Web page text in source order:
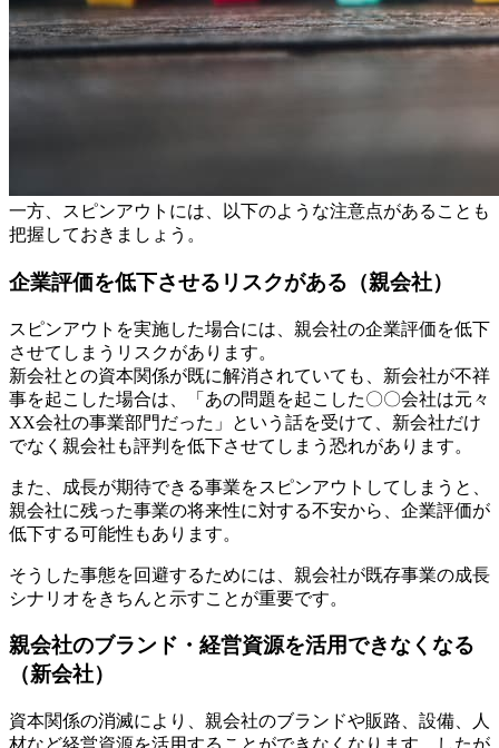
一方、スピンアウトには、以下のような注意点があることも
把握しておきましょう。
企業評価を低下させるリスクがある（親会社）
スピンアウトを実施した場合には、親会社の企業評価を低下
させてしまうリスクがあります。
新会社との資本関係が既に解消されていても、新会社が不祥
事を起こした場合は、「あの問題を起こした〇〇会社は元々
XX会社の事業部門だった」という話を受けて、新会社だけ
でなく親会社も評判を低下させてしまう恐れがあります。
また、成長が期待できる事業をスピンアウトしてしまうと、
親会社に残った事業の将来性に対する不安から、企業評価が
低下する可能性もあります。
そうした事態を回避するためには、親会社が既存事業の成長
シナリオをきちんと示すことが重要です。
親会社のブランド・経営資源を活用できなくなる
（新会社）
資本関係の消滅により、親会社のブランドや販路、設備、人
材など経営資源を活用することができなくなります。したが